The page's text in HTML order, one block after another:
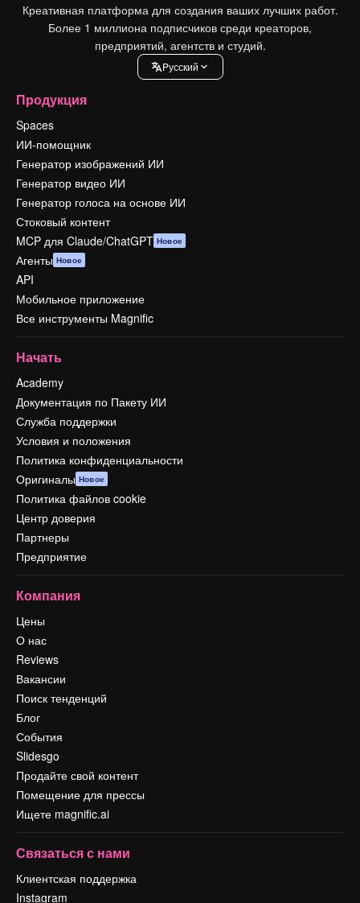
Креативная платформа для создания ваших лучших работ.
Более 1 миллиона подписчиков среди креаторов,
предприятий, агентств и студий.
Pусский
Продукция
Spaces
ИИ-помощник
Генератор изображений ИИ
Генератор видео ИИ
Генератор голоса на основе ИИ
Стоковый контент
MCP для Claude/ChatGPT Новое
Агенты Новое
API
Мобильное приложение
Все инструменты Magnific
Начать
Academy
Документация по Пакету ИИ
Служба поддержки
Условия и положения
Политика конфиденциальности
Оригиналы Новое
Политика файлов cookie
Центр доверия
Партнеры
Предприятие
Компания
Цены
О нас
Reviews
Вакансии
Поиск тенденций
Блог
События
Slidesgo
Продайте свой контент
Помещение для прессы
Ищете magnific.ai
Связаться с нами
Клиентская поддержка
Instagram